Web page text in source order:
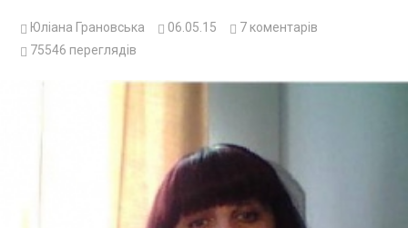
Юліана Грановська 06.05.15 7 коментарів
75546 переглядів